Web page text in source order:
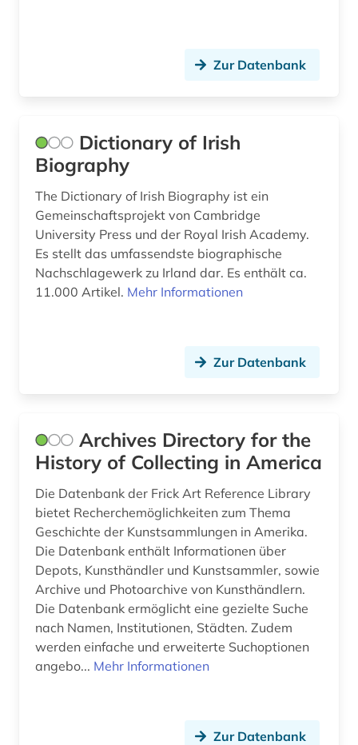
christliche mission (1)
chronologie (1)
churchill, winston (1)
commonwealth (10)
conservatorium der musik (1)
(1)
dannebrogsmænd (2)
dante (2)
darstellende kunst (1)
datensammlung (1)
datenspeicherung (1)
ddr (1)
dedesdorf (1)
Zur Datenbank
Dictionary of Irish
Biography
The Dictionary of Irish Biography ist ein
Gemeinschaftsprojekt von Cambridge
University Press und der Royal Irish Academy.
Es stellt das umfassendste biographische
Nachschlagewerk zu Irland dar. Es enthält ca.
11.000 Artikel. Mehr Informationen
Zur Datenbank
Archives Directory for the
History of Collecting in America
Die Datenbank der Frick Art Reference Library
bietet Recherchemöglichkeiten zum Thema
Geschichte der Kunstsammlungen in Amerika.
Die Datenbank enthält Informationen über
Depots, Kunsthändler und Kunstsammler, sowie
Archive und Photoarchive von Kunsthändlern.
Die Datenbank ermöglicht eine gezielte Suche
nach Namen, Institutionen, Städten. Zudem
werden einfache und erweiterte Suchoptionen
angebo... Mehr Informationen
Zur Datenbank